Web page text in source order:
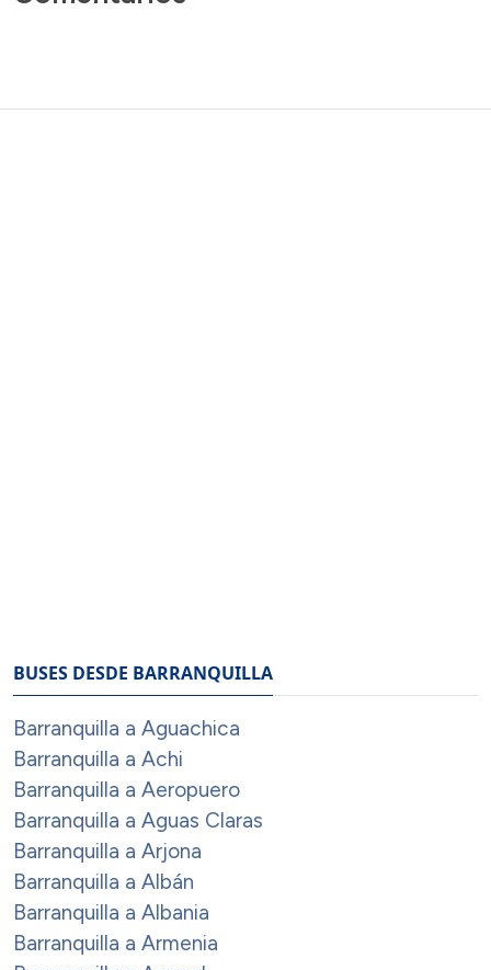
BUSES DESDE BARRANQUILLA
Barranquilla a Aguachica
Barranquilla a Achi
Barranquilla a Aeropuero
Barranquilla a Aguas Claras
Barranquilla a Arjona
Barranquilla a Albán
Barranquilla a Albania
Barranquilla a Armenia